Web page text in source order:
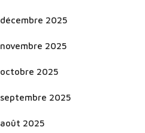
décembre 2025
novembre 2025
octobre 2025
septembre 2025
août 2025